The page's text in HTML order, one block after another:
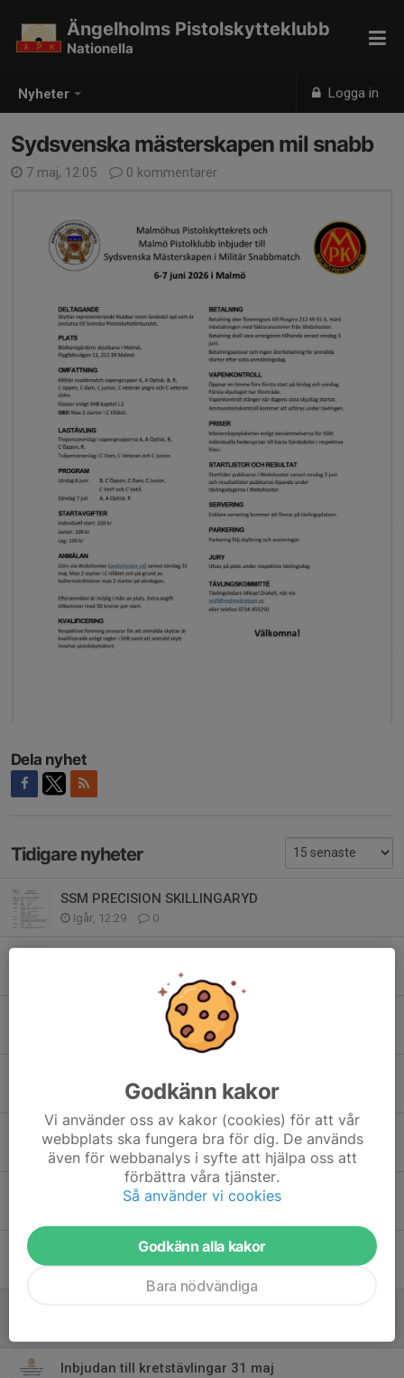
Nyheter Logga in
Ängelholms Pistolskytteklubb
Nationella
Sydsvenska mästerskapen mil snabb
7 maj, 12:05 0 kommentarer
Dela nyhet
Tidigare nyheter
SSM PRECISION SKILLINGARYD
Igår, 12:29 0
Kretsens Hemmabanetävling prec
4 jul, 12:59 0
Prec lörd 25/7. Mil.snabb sönd.26/7.
2 jul, 12:25 0
Hässleholm bjuder in till Prec.
LUNDASKOTTET 2026
7 maj, 12:06 0
Inbjudan till kretstävlingar 31 maj
Godkänn kakor
Vi använder oss av kakor (cookies) för att vår
webbplats ska fungera bra för dig. De används
även för webbanalys i syfte att hjälpa oss att
förbättra våra tjänster.
Så använder vi cookies
Godkänn alla kakor
Bara nödvändiga